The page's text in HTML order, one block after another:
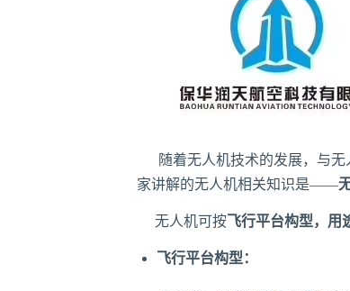
随着无人机技术的发展，与无
家讲解的无人机相关知识是——
无人机可按飞行平台构型，用
飞行平台构型：